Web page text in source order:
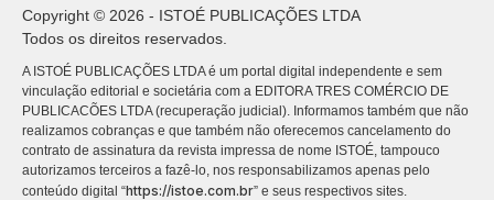
Copyright © 2026 - ISTOÉ PUBLICAÇÕES LTDA
Todos os direitos reservados.
A ISTOÉ PUBLICAÇÕES LTDA é um portal digital independente e sem
vinculação editorial e societária com a EDITORA TRES COMÉRCIO DE
PUBLICACÕES LTDA (recuperação judicial). Informamos também que não
realizamos cobranças e que também não oferecemos cancelamento do
contrato de assinatura da revista impressa de nome ISTOÉ, tampouco
autorizamos terceiros a fazê-lo, nos responsabilizamos apenas pelo
conteúdo digital “https://istoe.com.br” e seus respectivos sites.